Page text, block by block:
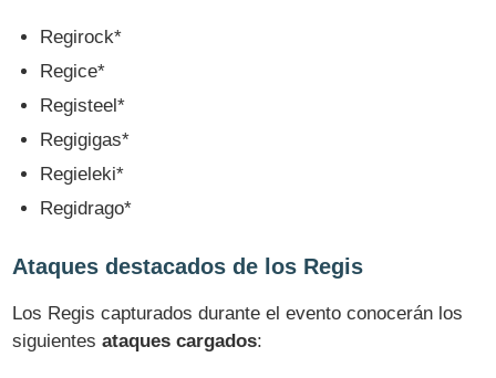
Regirock*
Regice*
Registeel*
Regigigas*
Regieleki*
Regidrago*
Ataques destacados de los Regis
Los Regis capturados durante el evento conocerán los
siguientesataques cargados: